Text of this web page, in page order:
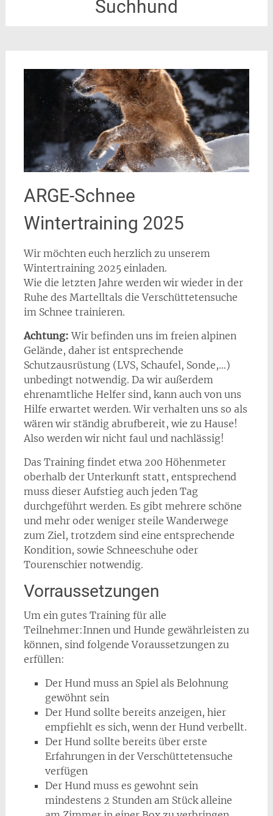
Suchhund
ARGE-Schnee
Wintertraining 2025
Wir möchten euch herzlich zu unserem
Wintertraining 2025 einladen.
Wie die letzten Jahre werden wir wieder in der
Ruhe des Martelltals die Verschüttetensuche
im Schnee trainieren.
Achtung: Wir befinden uns im freien alpinen
Gelände, daher ist entsprechende
Schutzausrüstung (LVS, Schaufel, Sonde,…)
unbedingt notwendig. Da wir außerdem
ehrenamtliche Helfer sind, kann auch von uns
Hilfe erwartet werden. Wir verhalten uns so als
wären wir ständig abrufbereit, wie zu Hause!
Also werden wir nicht faul und nachlässig!
Das Training findet etwa 200 Höhenmeter
oberhalb der Unterkunft statt, entsprechend
muss dieser Aufstieg auch jeden Tag
durchgeführt werden. Es gibt mehrere schöne
und mehr oder weniger steile Wanderwege
zum Ziel, trotzdem sind eine entsprechende
Kondition, sowie Schneeschuhe oder
Tourenschier notwendig.
Vorraussetzungen
Um ein gutes Training für alle
Teilnehmer:Innen und Hunde gewährleisten zu
können, sind folgende Voraussetzungen zu
erfüllen:
Der Hund muss an Spiel als Belohnung
gewöhnt sein
Der Hund sollte bereits anzeigen, hier
empfiehlt es sich, wenn der Hund verbellt.
Der Hund sollte bereits über erste
Erfahrungen in der Verschüttetensuche
verfügen
Der Hund muss es gewohnt sein
mindestens 2 Stunden am Stück alleine